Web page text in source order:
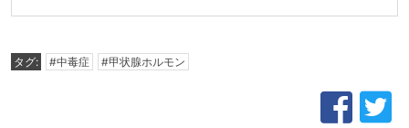
タグ: #中毒症 #甲状腺ホルモン